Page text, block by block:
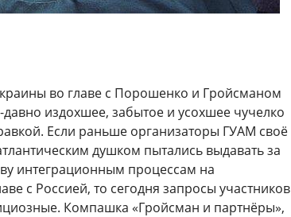
во главе с Порошенко и Гройсманом
издохшее, забытое и усохшее чучелко
Если раньше организаторы ГУАМ своё
душком пытались выдавать за
интеграционным процессам на
с Россией, то сегодня запросы участников
Компашка «Гройсман и партнёры»,